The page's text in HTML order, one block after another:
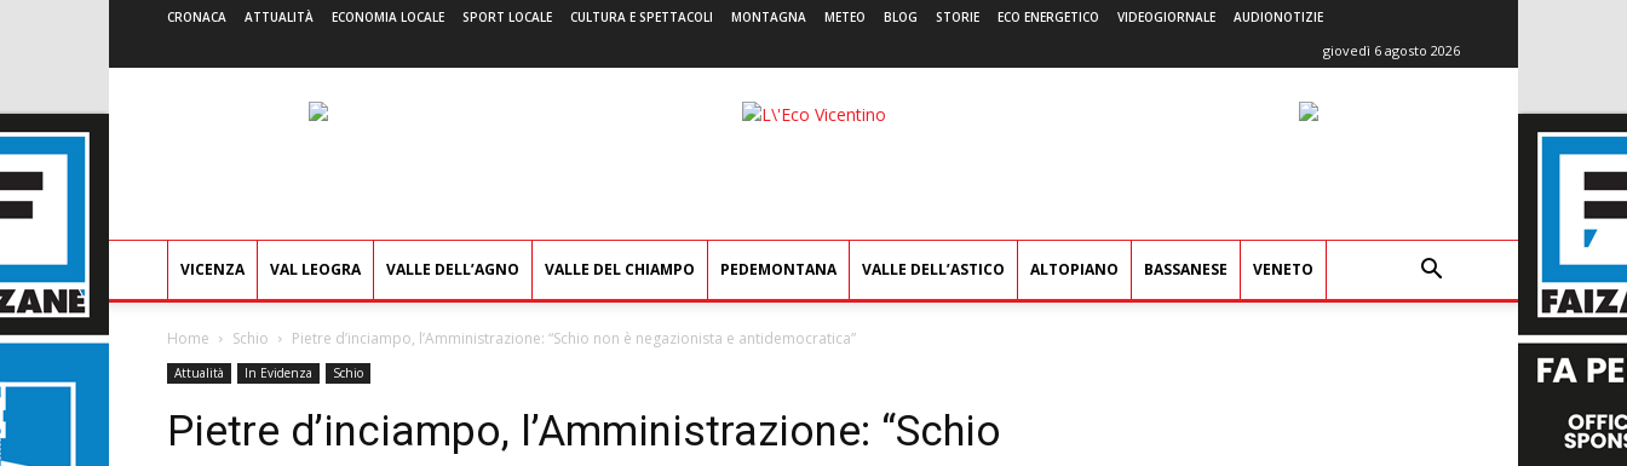
CRONACA ATTUALITÀ ECONOMIA LOCALE SPORT LOCALE CULTURA E SPETTACOLI MONTAGNA METEO BLOG STORIE ECO ENERGETICO VIDEOGIORNALE AUDIONOTIZIE
giovedì 6 agosto 2026
L'Eco
VICENZA VAL LEOGRA VALLE DELL’AGNO VALLE DEL CHIAMPO PEDEMONTANA VALLE DELL’ASTICO ALTOPIANO BASSANESE VENETO
Home Schio Pietre d’inciampo, l’Amministrazione: “Schio non è negazionista e antidemocratica”
Attualità In Evidenza Schio
Pietre d’inciampo, l’Amministrazione: “Schio